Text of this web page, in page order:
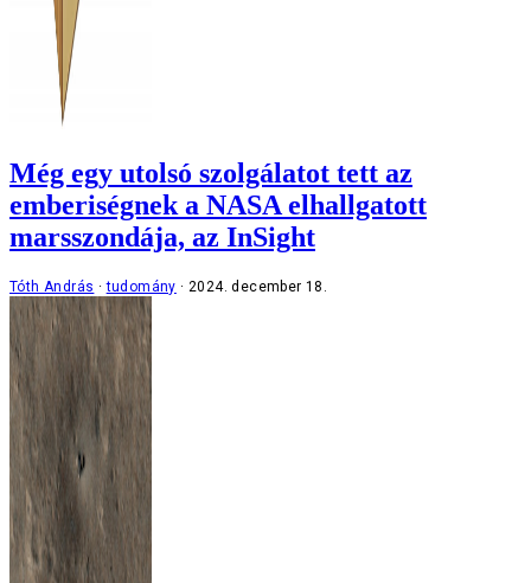
Még egy utolsó szolgálatot tett az
emberiségnek a NASA elhallgatott
marsszondája, az InSight
Tóth András tudomány 2024. december 18.